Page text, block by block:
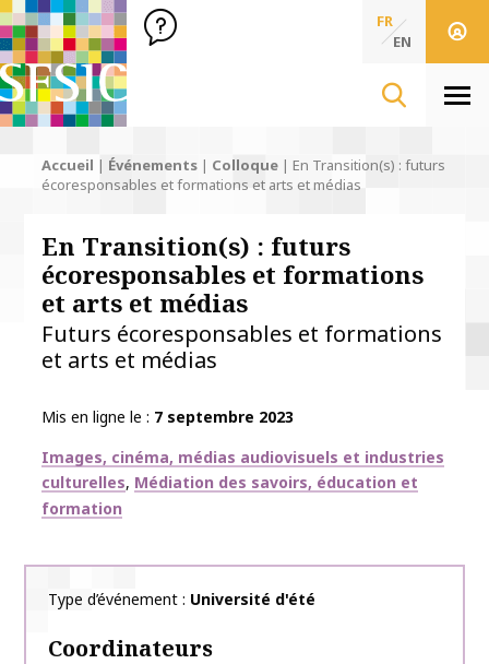
SFSIC Société Française des Sciences de l'Information & de
Société Française des Sciences
de l'Information
FR
EN
Accueil | Événements | Colloque | En Transition(s) : futurs
écoresponsables et formations et arts et médias
En Transition(s) : futurs
écoresponsables et formations
et arts et médias
Futurs écoresponsables et formations
et arts et médias
Mis en ligne le
7 septembre 2023
Thématiques
Images, cinéma, médias audiovisuels et industries
culturelles Médiation des savoirs, éducation et
formation
Type d’événement Université d'été
Coordinateurs